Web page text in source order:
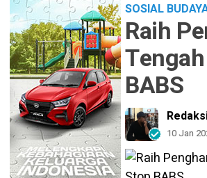
SOSIAL
Raih
BABS
10 Jan